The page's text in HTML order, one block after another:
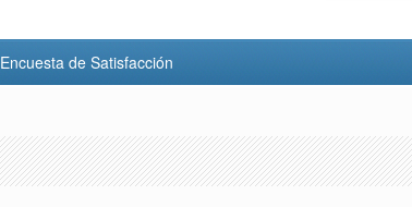
Encuesta de Satisfacción